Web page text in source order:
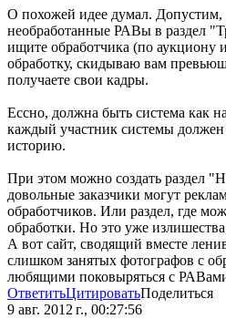
О похожей идее думал. Допустим,
необработанные РАВы в раздел
ищите обработчика (по
обработку, скидываю вам
получаете свои кадры.
Ессно, должна быть система как
каждый участник системы
историю.
При этом можно создать раздел
довольные заказчики могут
обработчиков. Или раздел, где
обработки. Но это уже
А вот сайт, сводящий вместе
слишком занятых фотографов с
любящими поковыряться с
ОтветитьЦитироватьПоделиться
9 авг. 2012 г., 00:27:56